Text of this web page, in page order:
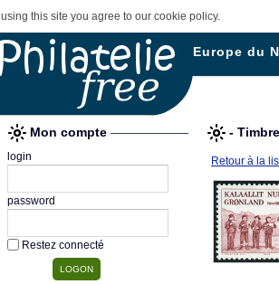
this site you agree to our cookie policy.
Europe du
Mon compte
login
password
Restez connecté
-
Retour à la